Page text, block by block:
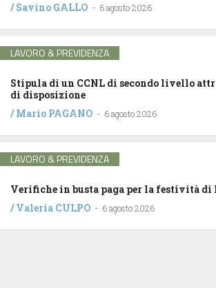
/Savino GALLO - 6 agosto 2026
LAVORO & PREVIDENZA
Stipula di un CCNL di secondo livello
di disposizione
/Mario PAGANO - 6 agosto 2026
LAVORO & PREVIDENZA
Verifiche in busta paga per la festività di
/Valeria CULPO - 6 agosto 2026